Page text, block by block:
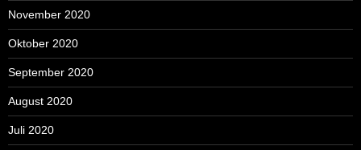
November 2020
Oktober 2020
September 2020
August 2020
Juli 2020